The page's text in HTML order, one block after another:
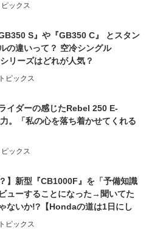
ピックス
S』や『GB350 C』 とスタン
の違いって？ 空冷シングル
リーズはどれが人気？
トピックス
イダーの感じたRebel 250 E-
。「私の心を落ち着かせてくれる
ピックス
】新型『CB1000F』を「予備知識
ューすることになった→聞いてた
ないか!?【Hondaの道は1日にし
①第一印象 編】
トピックス